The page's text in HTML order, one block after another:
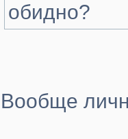
обидно?
Вообще